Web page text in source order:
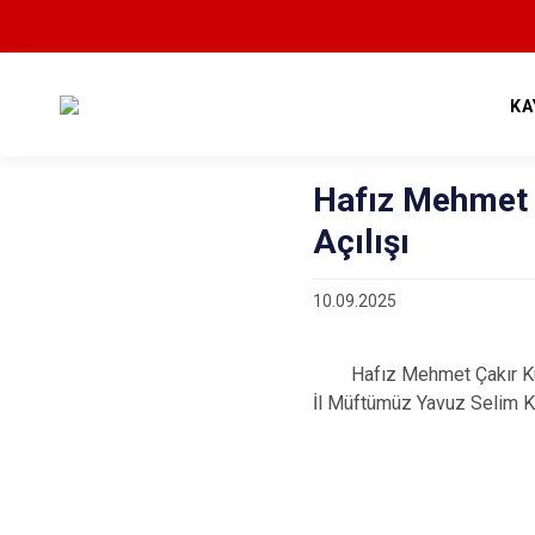
Hafız
Açılışı
10.09.2025
Hafız Mehmet Çakır
İl Müftümüz Yavuz Selim